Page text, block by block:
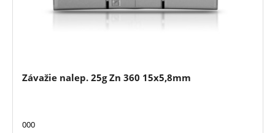
Závažie nalep. 25g Zn 360 15x5,8mm
000